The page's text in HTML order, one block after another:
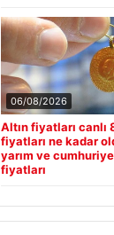
06/08/2026
Altın fiyatları canlı
fiyatları ne kadar
yarım ve
fiyatları